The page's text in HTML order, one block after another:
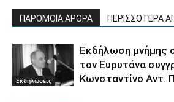
ΠΑΡΟΜΟΙΑ ΑΡΘΡΑ ΠΕΡΙΣΣΟΤΕΡΑ
Εκδηλώσεις
Εκδήλωση μνήμης
τον Ευρυτάνα
Κωνσταντίνο Αντ.